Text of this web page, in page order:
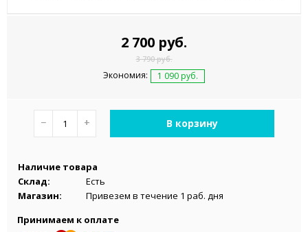
2 700 руб.
3 790 руб.
Экономия: 1 090 руб.
− + В корзину
Наличие товара
Склад:
Есть
Магазин:
Привезем в течение 1 раб. дня
Принимаем к оплате